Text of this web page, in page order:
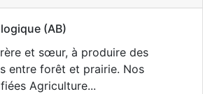
(AB)
et sœur, à produire des
entre forêt et prairie. Nos
Agriculture...